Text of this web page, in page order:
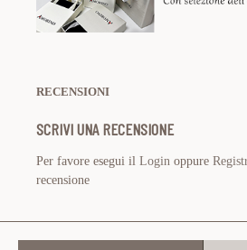
RECENSIONI
SCRIVI UNA RECENSIONE
Per favore esegui il Login oppure
recensione